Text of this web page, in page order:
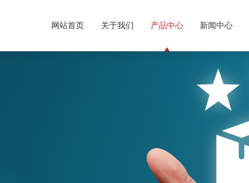
网站首页 关于我们 产品中心 新闻中心